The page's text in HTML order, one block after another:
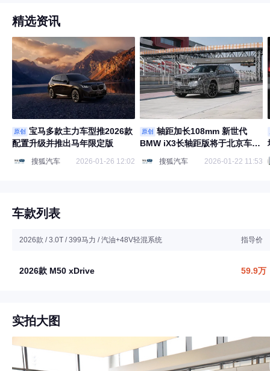
精选资讯
原创
宝马多款主力车型推2026款
配置升级并推出马年限定版
搜狐汽车 2026-01-26 12:02
原创
轴距加长108mm 新世代
BMW iX3长轴距版将于北京车展
搜狐汽车 2026-01-22 11:53
车款列表
2026款 / 3.0T / 399马力 / 汽油+48V轻混系统 指导价
2026款 M50 xDrive 59.9万
实拍大图